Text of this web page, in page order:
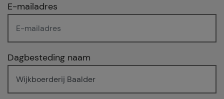
E-mailadres
Dagbesteding naam